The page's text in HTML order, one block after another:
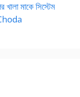
মাকে সিস্টেম